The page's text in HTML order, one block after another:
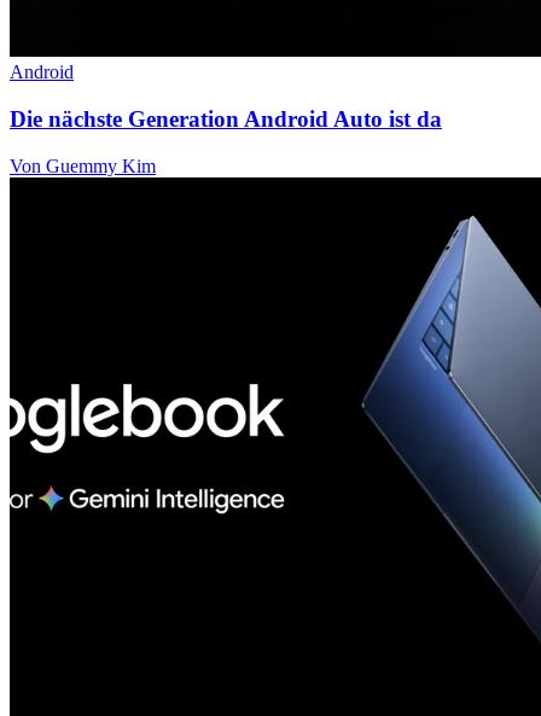
Android
Die nächste Generation Android Auto ist da
Von Guemmy Kim